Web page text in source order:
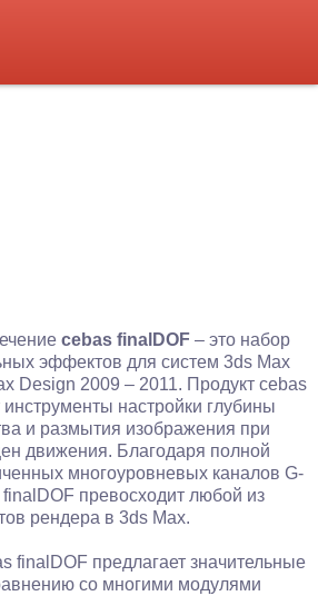
cebas finalDOF – это набор
эффектов для систем 3ds Max
Design 2009 – 2011. Продукт cebas
настройки глубины
и размытия изображения при
движения. Благодаря полной
многоуровневых каналов G-
finalDOF превосходит любой из
рендера в 3ds Max.
finalDOF предлагает значительные
со многими модулями